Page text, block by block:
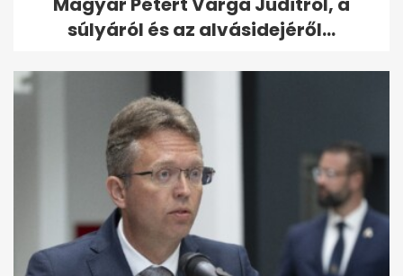
súlyáról és az alvásidejéről...